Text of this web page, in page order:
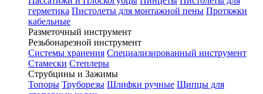
герметика Пистолеты для монтажной пены Протяжки
кабельные
Разметочный инструмент
Резьбонарезной инструмент
Системы хранения Специализированный инструмент
Стамески Степлеры
Струбцины и Зажимы
Топоры Труборезы Шлифки ручные Щипцы для